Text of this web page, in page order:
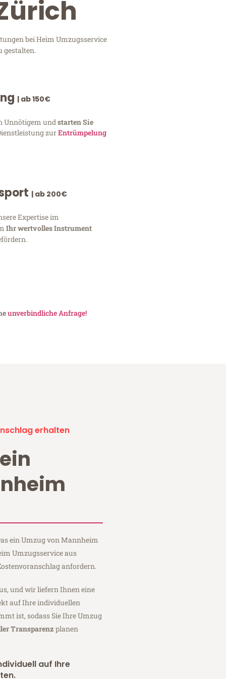
bei Heim Umzugsservice
gestalten.
| ab 150€
Unnötigem undstarten Sie
zurEntrümpelung
| ab 200€
Expertise im
Ihr wertvolles Instrument
unverbindliche Anfrage!
erhalten
ein Umzug von Mannheim
Umzugsservice aus
anfordern.
und wir liefern Ihnen eine
auf Ihre individuellen
ist, sodass Sie Ihre Umzug
Transparenz planen
auf Ihre